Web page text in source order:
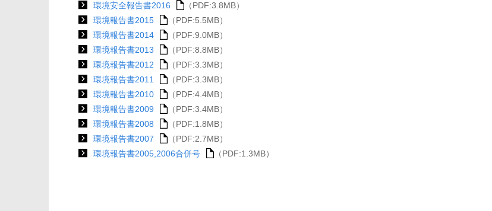
環境安全報告書2016
（PDF:3.8MB）
環境報告書2015
（PDF:5.5MB）
環境報告書2014
（PDF:9.0MB）
環境報告書2013
（PDF:8.8MB）
環境報告書2012
（PDF:3.3MB）
環境報告書2011
（PDF:3.3MB）
環境報告書2010
（PDF:4.4MB）
環境報告書2009
（PDF:3.4MB）
環境報告書2008
（PDF:1.8MB）
環境報告書2007
（PDF:2.7MB）
環境報告書2005,2006合併号
（PDF:1.3MB）